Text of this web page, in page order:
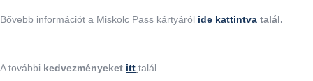
Bővebb információt a Miskolc Pass kártyáról ide kattintva talál.
A további kedvezményeket itt talál.